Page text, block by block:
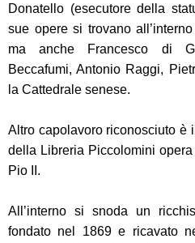
Donatello (esecutore della
sue opere si trovano
ma anche Francesco di
Beccafumi, Antonio Raggi,
la Cattedrale senese.
Altro capolavoro riconosciuto è
della Libreria Piccolomini
Pio II.
All’interno si snoda un
fondato nel 1869 e ricavato